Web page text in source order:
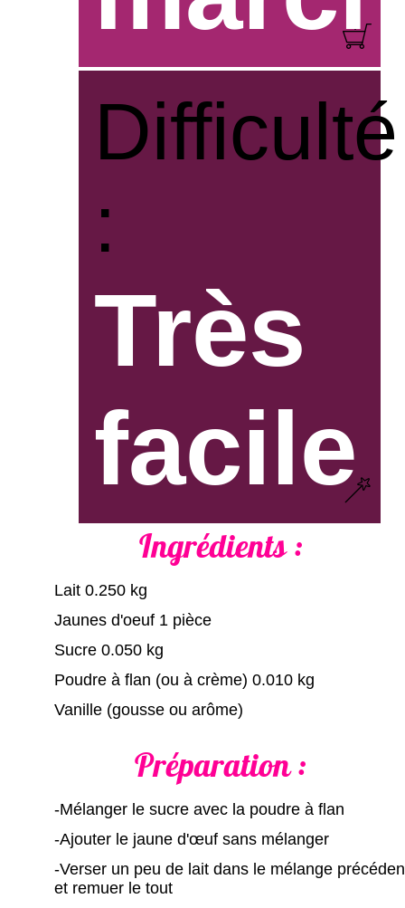
Difficulté
:
Très
facile
Ingrédients :
Lait 0.250 kg
Jaunes d'oeuf 1 pièce
Sucre 0.050 kg
Poudre à flan (ou à crème) 0.010 kg
Vanille (gousse ou arôme)
Préparation :
-Mélanger le sucre avec la poudre à flan
-Ajouter le jaune d'œuf sans mélanger
-Verser un peu de lait dans le mélange
et remuer le tout